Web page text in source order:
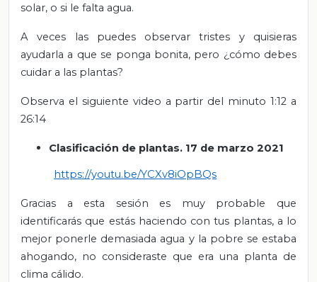
solar, o si le falta agua.
A veces las puedes observar tristes y quisieras
ayudarla a que se ponga bonita, pero ¿cómo debes
cuidar a las plantas?
Observa el siguiente video a partir del minuto 1:12 a
26:14
Clasificación de plantas. 17 de marzo 2021
https://youtu.be/YCXv8iOpBQs
Gracias a esta sesión es muy probable que
identificarás que estás haciendo con tus plantas, a lo
mejor ponerle demasiada agua y la pobre se estaba
ahogando, no consideraste que era una planta de
clima cálido.